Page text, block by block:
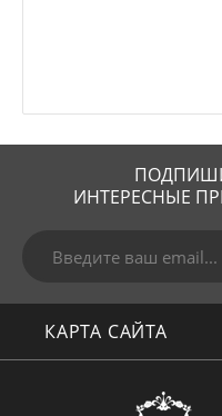
ИНТЕРЕСНЫЕ
КАРТА САЙТА